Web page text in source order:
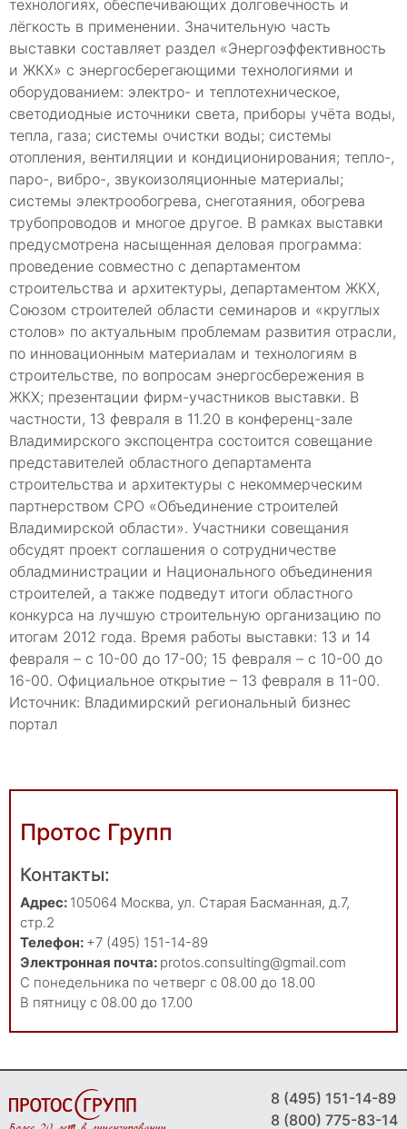
технологиях, обеспечивающих долговечность и
лёгкость в применении. Значительную часть
выставки составляет раздел «Энергоэффективность
и ЖКХ» с энергосберегающими технологиями и
оборудованием: электро- и теплотехническое,
светодиодные источники света, приборы учёта воды,
тепла, газа; системы очистки воды; системы
отопления, вентиляции и кондиционирования; тепло-,
паро-, вибро-, звукоизоляционные материалы;
системы электрообогрева, снеготаяния, обогрева
трубопроводов и многое другое. В рамках выставки
предусмотрена насыщенная деловая программа:
проведение совместно с департаментом
строительства и архитектуры, департаментом ЖКХ,
Союзом строителей области семинаров и «круглых
столов» по актуальным проблемам развития отрасли,
по инновационным материалам и технологиям в
строительстве, по вопросам энергосбережения в
ЖКХ; презентации фирм-участников выставки. В
частности, 13 февраля в 11.20 в конференц-зале
Владимирского экспоцентра состоится совещание
представителей областного департамента
строительства и архитектуры с некоммерческим
партнерством СРО «Объединение строителей
Владимирской области». Участники совещания
обсудят проект соглашения о сотрудничестве
обладминистрации и Национального объединения
строителей, а также подведут итоги областного
конкурса на лучшую строительную организацию по
итогам 2012 года. Время работы выставки: 13 и 14
февраля – с 10-00 до 17-00; 15 февраля – с 10-00 до
16-00. Официальное открытие – 13 февраля в 11-00.
Источник: Владимирский региональный бизнес
портал
Протос Групп
Контакты:
Адрес: 105064 Москва, ул. Старая Басманная, д.7,
стр.2
Телефон: +7 (495) 151-14-89
Электронная почта: protos.consulting@gmail.com
С понедельника по четверг с 08.00 до 18.00
В пятницу с 08.00 до 17.00
8 (495) 151-14-89
8 (800) 775-83-14